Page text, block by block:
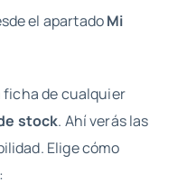
el apartadoMi
ficha de cualquier
stock. Ahí verás las
Elige cómo